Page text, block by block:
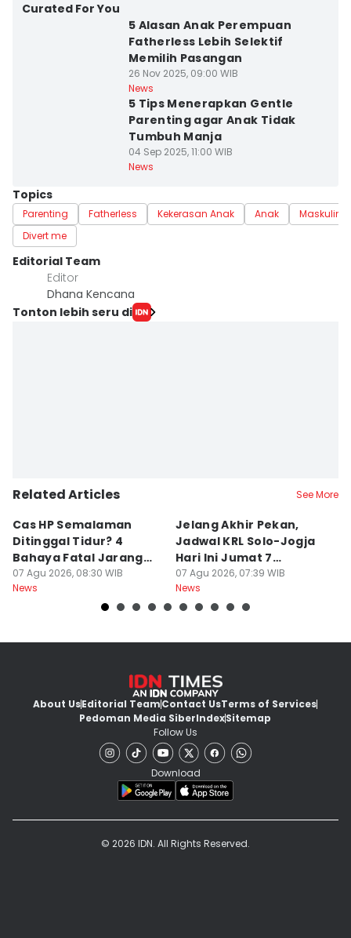
Curated For You
5 Alasan Anak Perempuan
Fatherless Lebih Selektif
Memilih Pasangan
26 Nov 2025, 09:00 WIB
News
5 Tips Menerapkan Gentle
Parenting agar Anak Tidak
Tumbuh Manja
04 Sep 2025, 11:00 WIB
News
Topics
Parenting Fatherless Kekerasan Anak Anak
Divert me
Editorial Team
Editor
Dhana Kencana
Tonton lebih seru di
Related Articles See More
Cas HP Semalaman
Ditinggal Tidur? 4
Bahaya Fatal Jarang
Disadari Pekerja Kantor
07 Agu 2026, 08:30 WIB
News
Jelang Akhir Pekan,
Jadwal KRL Solo-Jogja
Hari Ini Jumat 7
Agustus, Lengkap!
07 Agu 2026, 07:39 WIB
News
About UsEditorial TeamContact UsTerms of Services
Pedoman Media SiberIndexSitemap
Follow Us
Download
© 2026 IDN. All Rights Reserved.